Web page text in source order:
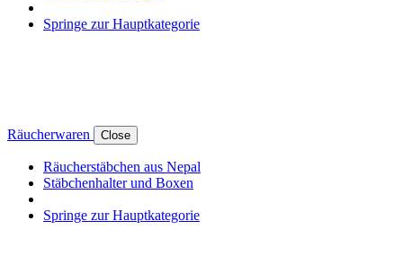
Springe zur Hauptkategorie
Räucherwaren Close
Räucherstäbchen aus Nepal
Stäbchenhalter und Boxen
Springe zur Hauptkategorie